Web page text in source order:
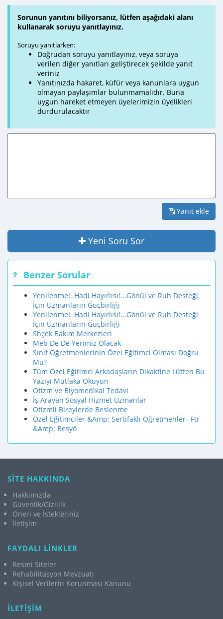
Sorunun yanıtını biliyorsanız, lütfen aşağıdaki alanı
kullanarak soruyu yanıtlayınız.
Soruyu yanıtlarken:
Doğrudan soruyu yanıtlayınız, veya soruya
verilen diğer yanıtları geliştirecek şekilde yanıt
veriniz
Yanıtınızda hakaret, küfür veya kanunlara uygun
olmayan paylaşımlar bulunmamalıdır. Buna
uygun hareket etmeyen üyelerimizin üyelikleri
durdurulacaktır
Yanıt ekle
Yeni Soru Sor
Benzer Sorular
Yenilenme!..Hadi Hayırlısı!...Gönül ve Ruh Desteği
İçin Uzmanların Ğüçbirliği
Yenilenme!..Hadi Hayırlısı!...Gönül ve Ruh Desteği
İçin Uzmanların Ğüçbirliği
Shçek Bakım Merkezleri
Meb De De Yerimiz Olacak
Sınıf Öğretmenlerinin Özel Eğitimci Olması Doğru
Mu?
Tüm Özel Eğitimci Arkadaşların Dikaktine Lütfen Bu
Yazıyı Mutlaka Okuyun
Otizm ve Biyomedikal Tedavi
İş Arayan Sosyal Hizmet Uzmanlar
Otizmli Bireylerde Beslenme
Özel Eğitimciler &Amp; Sertifaklı Öğretmenler--Ftr
&Amp; Besyö
SİTE HAKKINDA
Hakkımızda
Güvenlik/Gizlilik
Öneri ve İstekleriniz
İletişim
FAYDALI LİNKLER
Resmi Siteler
Rehabilitasyon Mevzuatı
Kişisel Verilerin Korunması Kanunu
İLETİŞİM